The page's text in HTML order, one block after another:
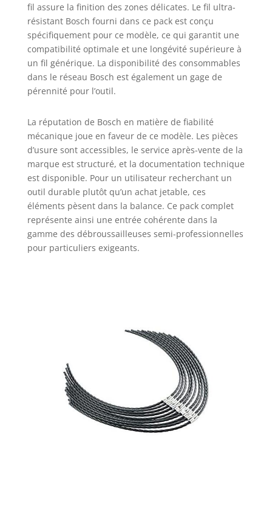
fil assure la finition des zones délicates. Le fil ultra-
résistant Bosch fourni dans ce pack est conçu
spécifiquement pour ce modèle, ce qui garantit une
compatibilité optimale et une longévité supérieure à
un fil générique. La disponibilité des consommables
dans le réseau Bosch est également un gage de
pérennité pour l’outil.
La réputation de Bosch en matière de fiabilité
mécanique joue en faveur de ce modèle. Les pièces
d’usure sont accessibles, le service après-vente de la
marque est structuré, et la documentation technique
est disponible. Pour un utilisateur recherchant un
outil durable plutôt qu’un achat jetable, ces
éléments pèsent dans la balance. Ce pack complet
représente ainsi une entrée cohérente dans la
gamme des débroussailleuses semi-professionnelles
pour particuliers exigeants.